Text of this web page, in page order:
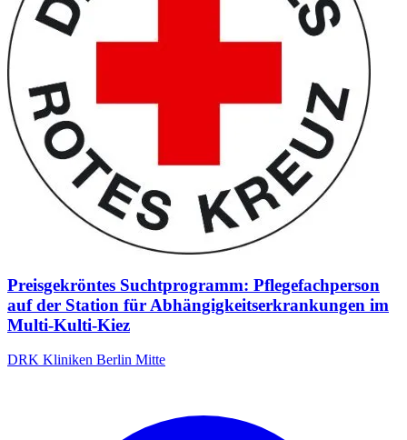
Preisgekröntes Suchtprogramm: Pflegefachperson
auf der Station für Abhängigkeitserkrankungen im
Multi-Kulti-Kiez
DRK Kliniken Berlin Mitte